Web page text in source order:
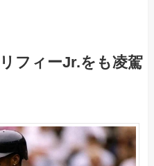
フィーJr.をも凌駕